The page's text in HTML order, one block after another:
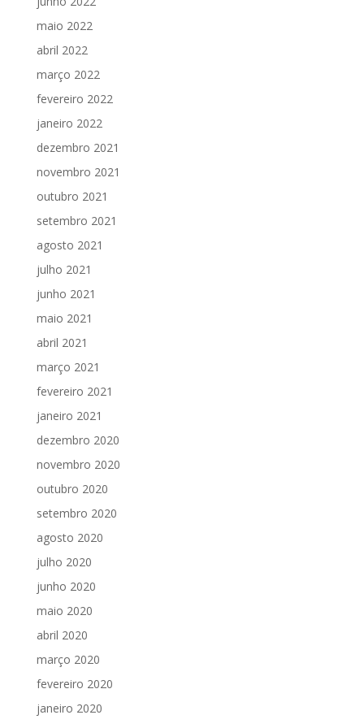
maio 2022
abril 2022
março 2022
fevereiro 2022
janeiro 2022
dezembro 2021
novembro 2021
outubro 2021
setembro 2021
agosto 2021
julho 2021
junho 2021
maio 2021
abril 2021
março 2021
fevereiro 2021
janeiro 2021
dezembro 2020
novembro 2020
outubro 2020
setembro 2020
agosto 2020
julho 2020
junho 2020
maio 2020
abril 2020
março 2020
fevereiro 2020
janeiro 2020